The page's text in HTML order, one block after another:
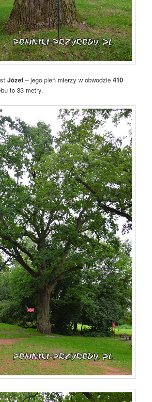
Józef – jego pień mierzy w obwodzie410
to 33 metry.